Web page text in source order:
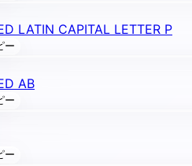
LATIN CAPITAL LETTER P
ー
AB
ー
ー